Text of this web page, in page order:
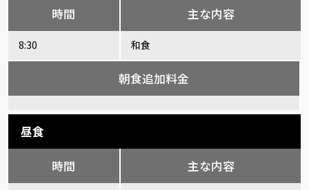
時間
8:30
主な内容
和食
朝食追加料金
昼食
時間 主な内容